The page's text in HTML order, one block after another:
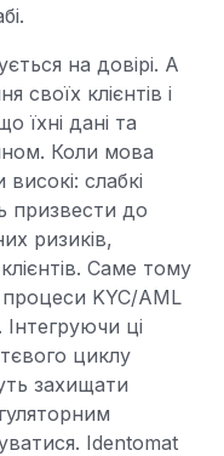
на довірі. А
своїх клієнтів і
їхні дані та
Коли мова
слабкі
призвести до
ризиків,
Саме тому
процеси KYC/AML
ці
циклу
захищати
Identomat